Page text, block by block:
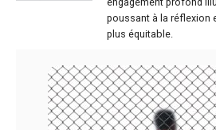
poussant à la réflexion
plus équitable.